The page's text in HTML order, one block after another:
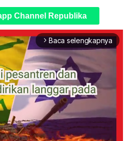
Channel Republika
arrow_forward_ios Baca selengkapnya